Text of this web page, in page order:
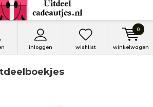
inloggen wishlist winkelwagen
0